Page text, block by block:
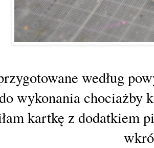
według
wykonania chociażby
kartkę z dodatkiem